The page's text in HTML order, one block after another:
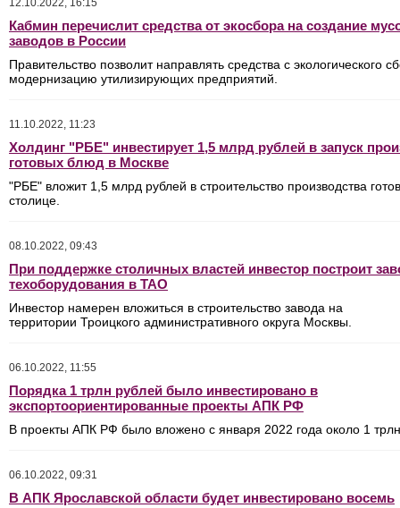
12.10.2022, 16:15
Кабмин перечислит средства от экосбора на создание
заводов в России
Правительство позволит направлять средства с экологического
модернизацию утилизирующих предприятий.
11.10.2022, 11:23
Холдинг "РБЕ" инвестирует 1,5 млрд рублей в запуск
готовых блюд в Москве
"РБЕ" вложит 1,5 млрд рублей в строительство производства
столице.
08.10.2022, 09:43
При поддержке столичных властей инвестор построит
техоборудования в ТАО
Инвестор намерен вложиться в строительство завода на
территории Троицкого административного округа Москвы.
06.10.2022, 11:55
Порядка 1 трлн рублей было инвестировано в
экспортоориентированные проекты АПК РФ
В проекты АПК РФ было вложено с января 2022 года около 1
06.10.2022, 09:31
В АПК Ярославской области будет инвестировано восемь